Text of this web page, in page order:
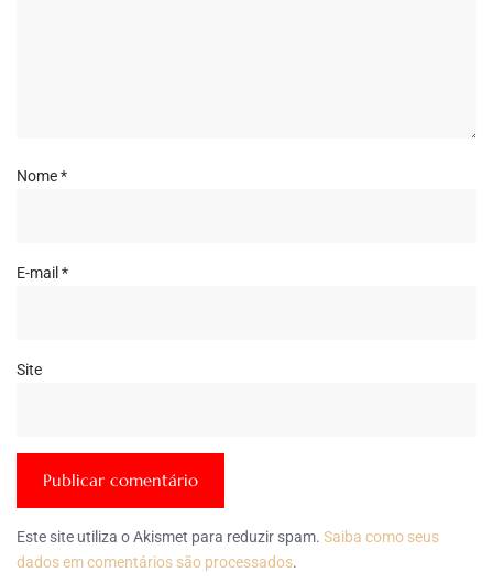
Nome*
E-mail *
Site
Este site utiliza o Akismet para reduzir spam. Saiba como seus
dados em comentários são processados.